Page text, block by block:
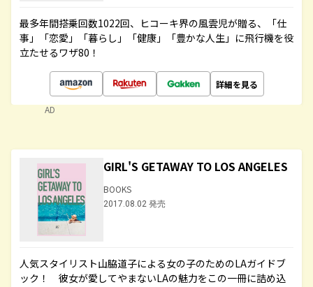
最多年間搭乗回数1022回、ヒコーキ界の風雲児が贈る、「仕
事」「恋愛」「暮らし」「健康」「豊かな人生」に飛行機を役
立たせるワザ80！
詳細を見る
AD
GIRL'S GETAWAY TO LOS ANGELES
BOOKS
2017.08.02 発売
人気スタイリスト山脇道子による女の子のためのLAガイドブ
ック！ 彼女が愛してやまないLAの魅力をこの一冊に詰め込